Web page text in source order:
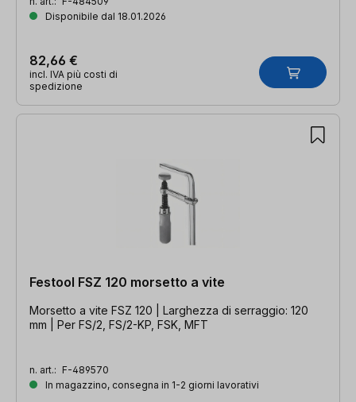
Disponibile dal 18.01.2026
82,66 €
incl. IVA più costi di
spedizione
Festool FSZ 120 morsetto a vite
Morsetto a vite FSZ 120 | Larghezza di serraggio: 120
mm | Per FS/2, FS/2-KP, FSK, MFT
n. art.: F-489570
In magazzino, consegna in 1-2 giorni lavorativi